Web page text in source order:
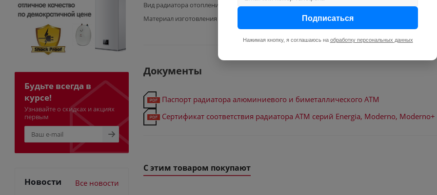
Вид радиатора отопления
Материал изготовления
Документы
Паспорт радиатора алюминиевого и биметаллического ATM
Сертификат соответствия радиатора ATM серий Energia, Moderno,
С этим товаром покупают
Будьте всегда в
курсе!
Узнавайте о скидках и акциях
первым
Новости Все новости
Подписаться
Нажимая кнопку, я соглашаюсь на обработку персональных данных